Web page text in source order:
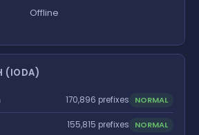
Offline
(IODA)
170,896 prefixes NORMAL
155,815 prefixes NORMAL